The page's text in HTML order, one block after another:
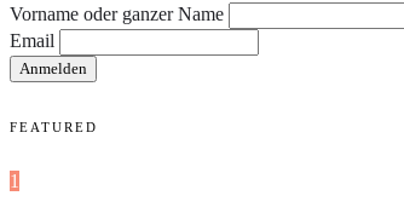
Vorname oder ganzer Name
Email
FEATURED
1